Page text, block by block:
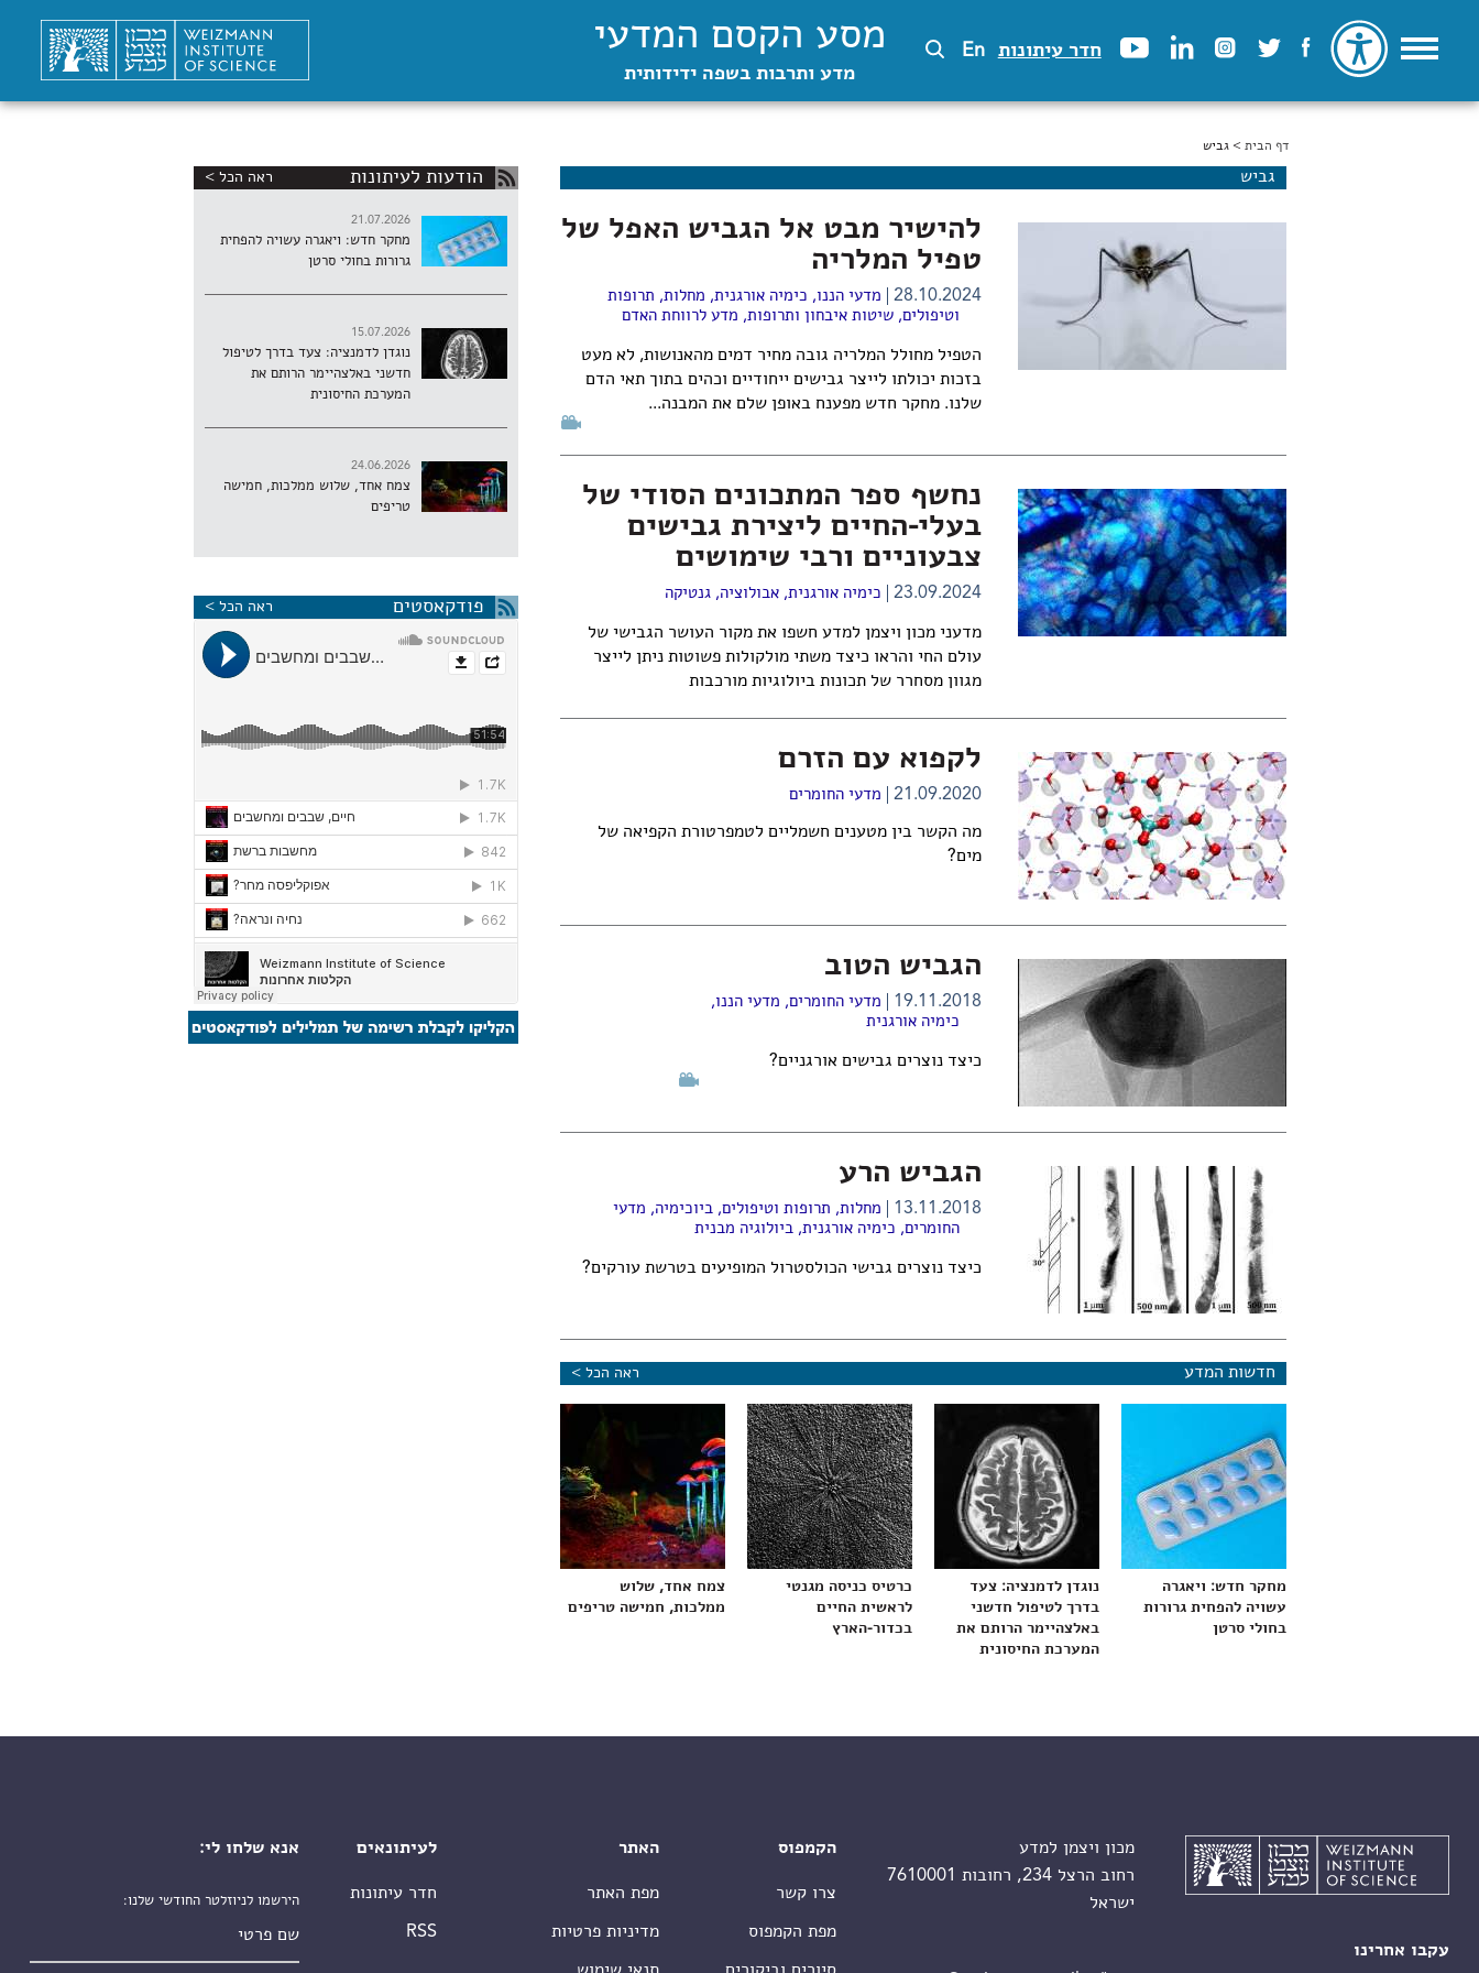
חדר עיתונות En מסע הקסם המדעי
מדע ותרבות בשפה ידידותית
הינך נמצא כאן
דף הבית > גביש
גביש
להישיר מבט אל הגביש האפל של
טפיל המלריה
28.10.2024 מדעי הננו, כימיה אורגנית, מחלות, תרופות
וטיפולים,שיטות איבחון ותרופות, מדע לרווחת האדם
הטפיל מחולל המלריה גובה מחיר דמים מהאנושות, לא מעט
בזכות יכולתו לייצר גבישים ייחודיים וכהים בתוך תאי הדם
שלנו. מחקר חדש מפענח באופן שלם את המבנה...
נחשף ספר המתכונים הסודי של
בעלי-החיים ליצירת גבישים
צבעוניים ורבי שימושים
23.09.2024 כימיה אורגנית,אבולוציה,גנטיקה
מדעני מכון ויצמן למדע חשפו את מקור העושר הגבישי של
עולם החי והראו כיצד משתי מולקולות פשוטות ניתן לייצר
מגוון מסחרר של תכונות ביולוגיות מורכבות
לקפוא עם הזרם
21.09.2020 מדעי החומרים
מה הקשר בין מטענים חשמליים לטמפרטורת הקפיאה של
מים?
הגביש הטוב
19.11.2018 מדעי החומרים, מדעי הננו,
כימיה אורגנית
כיצד נוצרים גבישים אורגניים?
הגביש הרע
13.11.2018 מחלות, תרופות וטיפולים,ביוכימיה, מדעי
החומרים, כימיה אורגנית,ביולוגיה מבנית
כיצד נוצרים גבישי הכולסטרול המופיעים בטרשת עורקים?
חדשות המדע ראה הכל >
מחקר חדש: ויאגרה
עשויה להפחית גרורות
בחולי סרטן
נוגדן לדמנציה: צעד
בדרך לטיפול חדשני
באלצהיימר הרותם את
המערכת החיסונית
כרטיס כניסה מגנטי
לראשית החיים
בכדור-הארץ
צמח אחד, שלוש
ממלכות, חמישה טריפים
הודעות לעיתונות ראה הכל >
21.07.2026
מחקר חדש: ויאגרה עשויה להפחית
גרורות בחולי סרטן
15.07.2026
נוגדן לדמנציה: צעד בדרך לטיפול
חדשני באלצהיימר הרותם את
המערכת החיסונית
24.06.2026
צמח אחד, שלוש ממלכות, חמישה
טריפים
פודקאסטים ראה הכל >
עקבו אחרינו
מכון ויצמן למדע
רחוב הרצל 234, רחובות 7610001
ישראל
הקמפוס
צרו קשר
מפת הקמפוס
האתר
מפת האתר
מדיניות פרטיות
לעיתונאים
חדר עיתונות
RSS
אנא שלחו לי:
הירשמו לניוזלטר החודשי שלנו: